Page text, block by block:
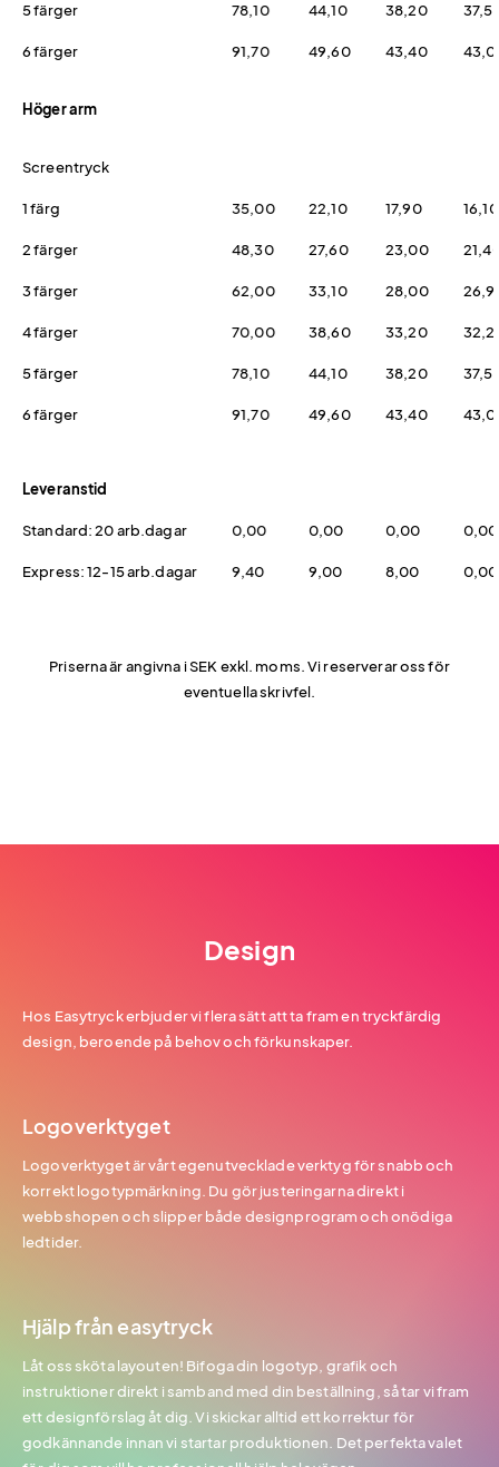
5 färger 78,10 44,10 38,20
6 färger 91,70 49,60 43,40
Höger arm
Screentryck
1 färg 35,00 22,10 17,90 16,10
2 färger 48,30 27,60 23,00
3 färger 62,00 33,10 28,00
4 färger 70,00 38,60 33,20
5 färger 78,10 44,10 38,20
6 färger 91,70 49,60 43,40
Leveranstid
Standard: 20 arb.dagar 0,00 0,00 0,00 0,00
Express: 12-15 arb.dagar 9,40 9,00 8,00 0,00
Priserna är angivna i SEK exkl. moms. Vi reserverar oss för
eventuella skrivfel.
Design
Hos Easytryck erbjuder vi flera sätt att ta fram en tryckfärdig
design, beroende på behov och förkunskaper.
Logoverktyget
Logoverktyget är vårt egenutvecklade verktyg för snabb och
korrekt logotypmärkning. Du gör justeringarna direkt i
webbshopen och slipper både designprogram och onödiga
ledtider.
Hjälp från easytryck
Låt oss sköta layouten! Bifoga din logotyp, grafik och
instruktioner direkt i samband med din beställning, så tar vi fram
ett designförslag åt dig. Vi skickar alltid ett korrektur för
godkännande innan vi startar produktionen. Det perfekta valet